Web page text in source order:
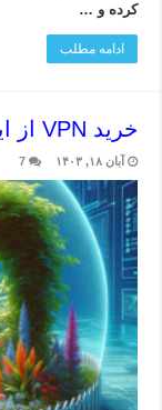
کرده و …
ادامه مطلب
خرید VPN از ایرانسیف – امنیت و سرعت بالا
آبان ۱۸, ۱۴۰۳ 7